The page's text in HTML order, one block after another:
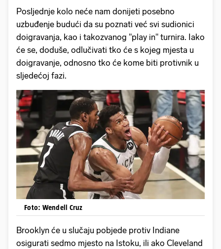
Posljednje kolo neće nam donijeti posebno
uzbuđenje budući da su poznati već svi sudionici
doigravanja, kao i takozvanog "play in" turnira. Iako
će se, doduše, odlučivati tko će s kojeg mjesta u
doigravanje, odnosno tko će kome biti protivnik u
sljedećoj fazi.
Foto: Wendell Cruz
Brooklyn će u slučaju pobjede protiv Indiane
osigurati sedmo mjesto na Istoku, ili ako Cleveland